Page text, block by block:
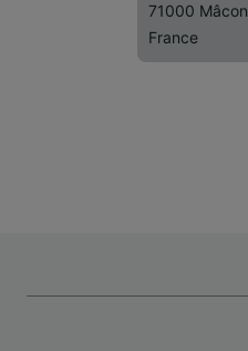
71000 Mâcon
France